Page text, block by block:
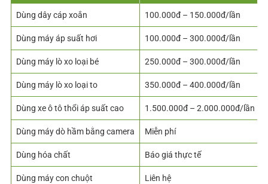
Dùng dây cáp xoắn 100.000đ – 150.000đ/lần
Dùng máy áp suất hơi 100.000đ – 300.000đ/lần
Dùng máy lò xo loại bé 250.000đ – 300.000đ/lần
Dùng máy lò xo loại to 350.000đ – 400.000đ/lần
Dùng xe ô tô thổi áp suất cao 1.500.000đ – 2.000.000đ/lần
Dùng máy dò hầm bằng camera Miễn phí
Dùng hóa chất Báo giá thực tế
Dùng máy con chuột Liên hệ